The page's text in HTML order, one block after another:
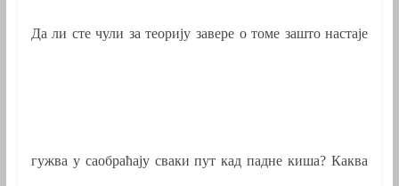
Да ли сте чули за теорију завере о томе зашто настаје
гужва у саобраћају сваки пут кад падне киша? Каква